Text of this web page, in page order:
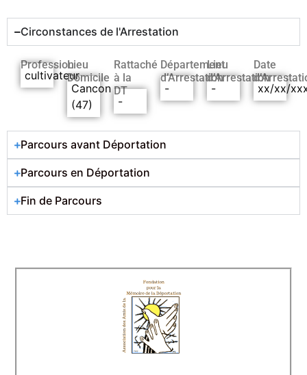
Circonstances de l'Arrestation
Profession
cultivateur
Lieu
Domicile
Cancon
(47)
Rattaché
à la
DT
-
Département
d’Arrestation
-
Lieu
d’Arrestation
-
Date
xx/xx/
Parcours avant Déportation
Parcours en Déportation
Fin de Parcours